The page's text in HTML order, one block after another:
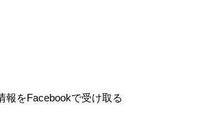
報をFacebookで受け取る